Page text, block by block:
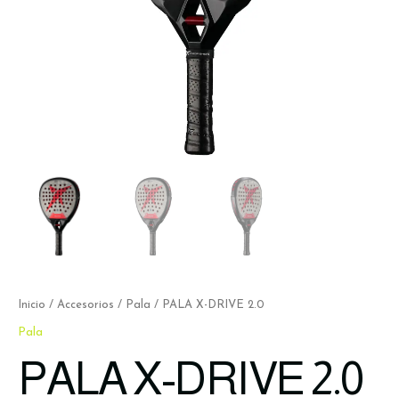
Inicio / Accesorios / Pala / PALA X-DRIVE 2.0
Pala
PALA X-DRIVE 2.0